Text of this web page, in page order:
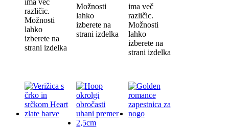
ima več
različic.
Možnosti
lahko
izberete na
strani izdelka
Možnosti
lahko
izberete na
strani izdelka
ima več
različic.
Možnosti
lahko
izberete na
strani izdelka